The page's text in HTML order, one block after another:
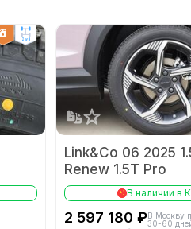
-
Материал блока
- Степень сжатия
-
2wd
Link&Co 06 2025
Renew 1.5T Pro
В наличии в
2 597 180 ₽В Москву
30-60